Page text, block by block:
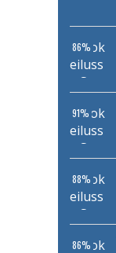
86%
91%
88%
86%